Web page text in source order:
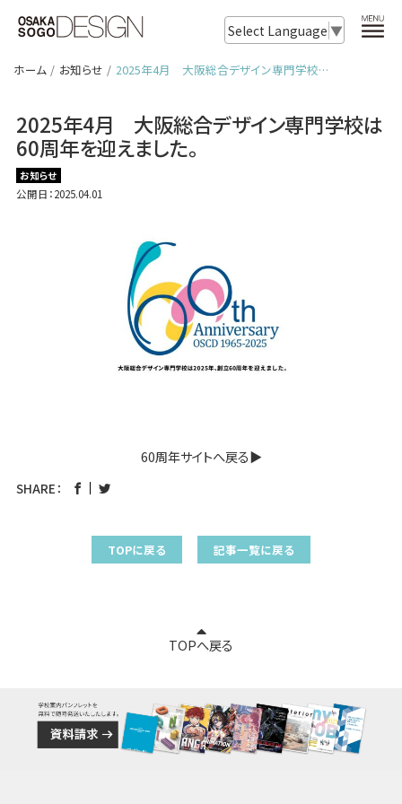
Select Language ▼
ホーム お知らせ 2025年4月 大阪総合デザイン専門学校…
2025年4月 大阪総合デザイン専門学校は
60周年を迎えました。
お知らせ
公開日：2025.04.01
60周年サイトへ戻る▶︎
SHARE：
TOPに戻る 記事一覧に戻る
TOPへ戻る